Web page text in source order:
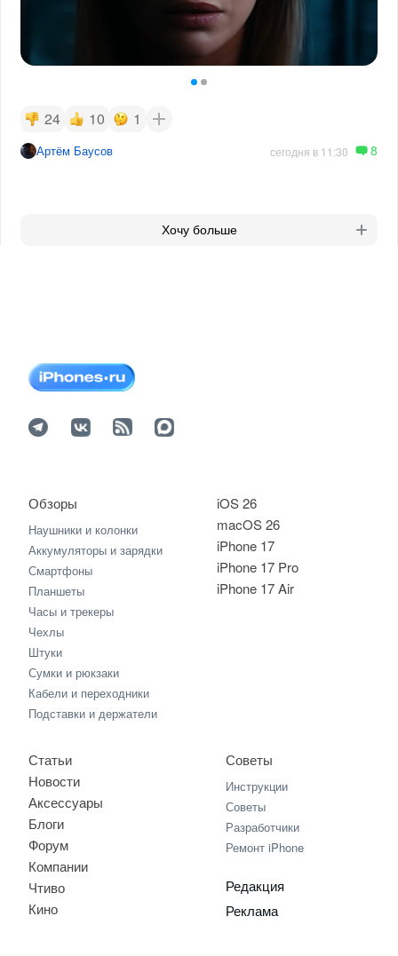
24 10 1
Артём Баусов сегодня в 11:30 8
Хочу больше
iOS 26
macOS 26
iPhone 17
iPhone 17 Pro
iPhone 17 Air
Обзоры
Наушники и колонки
Аккумуляторы и зарядки
Смартфоны
Планшеты
Часы и трекеры
Чехлы
Штуки
Сумки и рюкзаки
Кабели и переходники
Подставки и держатели
Статьи
Новости
Аксессуары
Блоги
Форум
Компании
Чтиво
Кино
Советы
Инструкции
Советы
Разработчики
Ремонт iPhone
Редакция
Реклама